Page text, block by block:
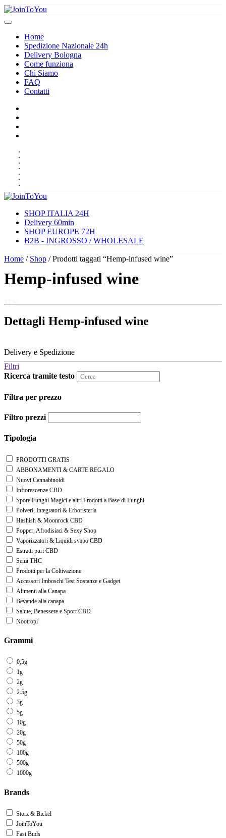
Home
Spedizione Nazionale 24h
Delivery Bologna
Come funziona
Chi Siamo
FAQ
Contatti
SHOP ITALIA 24H
Delivery 60min
SHOP EUROPE 72H
B2B - INGROSSO / WHOLESALE
Home / Shop / Prodotti taggati “Hemp-infused wine”
Hemp-infused wine
JTY
Dettagli Hemp-infused wine
Delivery e Spedizione
Filtri
Ricerca tramite testo
Filtra per prezzo
Filtro prezzi
Tipologia
PRODOTTI GRATIS
ABBONAMENTI & CARTE REGALO
Nuovi Cannabinoidi
Infiorescenze CBD
Spore Funghi Magici e altri Prodotti a Base di Funghi
Polveri, Integratori & Erboristeria
Hashish & Moonrock CBD
Popper, Afrodisiaci & Sexy Shop
Vaporizzatori & Liquidi svapo CBD
Estratti puri CBD
Semi THC
Prodotti per la Coltivazione
Accessori Imboschi Test Sostanze e Gadget
Alimenti alla Canapa
Bevande alla canapa
Salute, Benessere e Sport CBD
Nootropi
Grammi
0,5g
1g
2g
2.5g
3g
5g
10g
20g
50g
100g
500g
1000g
Brands
Storz & Bickel
JoinToYou
Fast Buds